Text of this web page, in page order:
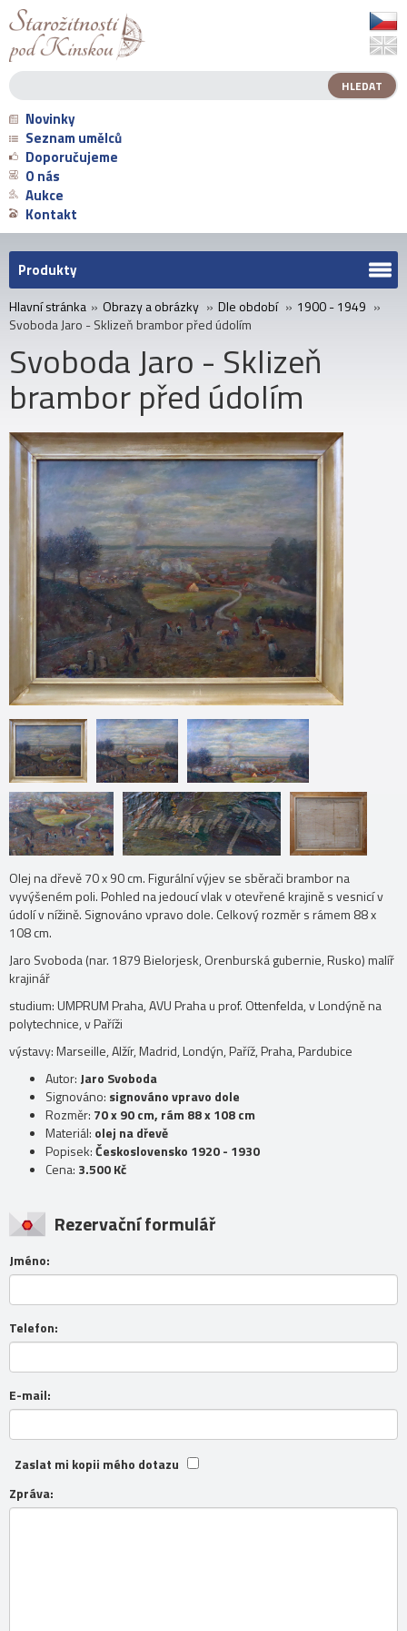
Novinky
Seznam umělců
Doporučujeme
O nás
Aukce
Kontakt
Produkty
Hlavní stránka » Obrazy a obrázky » Dle období » 1900 - 1949 »
Svoboda Jaro - Sklizeň brambor před údolím
Svoboda Jaro - Sklizeň
brambor před údolím
Olej na dřevě 70 x 90 cm. Figurální výjev se sběrači brambor na
vyvýšeném poli. Pohled na jedoucí vlak v otevřené krajině s vesnicí v
údolí v nížině. Signováno vpravo dole. Celkový rozměr s rámem 88 x
108 cm.
Jaro Svoboda (nar. 1879 Bielorjesk, Orenburská gubernie, Rusko) malíř
krajinář
studium: UMPRUM Praha, AVU Praha u prof. Ottenfelda, v Londýně na
polytechnice, v Paříži
výstavy: Marseille, Alžír, Madrid, Londýn, Paříž, Praha, Pardubice
Autor: Jaro Svoboda
Signováno: signováno vpravo dole
Rozměr: 70 x 90 cm, rám 88 x 108 cm
Materiál: olej na dřevě
Popisek:Československo 1920 - 1930
Cena: 3.500 Kč
Rezervační formulář
Jméno:
Telefon:
E-mail:
Zaslat mi kopii mého dotazu
Zpráva: